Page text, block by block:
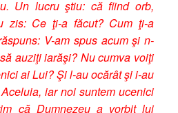
Un lucru ştiu: că fiind orb,
zis: Ce ţi-a făcut? Cum ţi-a
V-am spus acum şi n-
auziţi iarăşi? Nu cumva voiţi
ai Lui? Şi l-au ocărât şi i-au
iar noi suntem ucenici
că Dumnezeu a vorbit lui